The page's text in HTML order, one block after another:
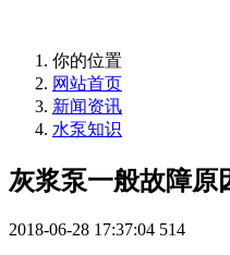
你的位置
网站首页
新闻资讯
水泵知识
灰浆泵一般故障原
2018-06-28 17:37:04 514